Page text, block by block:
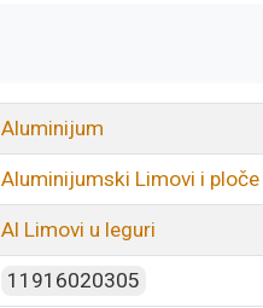
Aluminijum
Aluminijumski Limovi i ploče
Al Limovi u leguri
11916020305